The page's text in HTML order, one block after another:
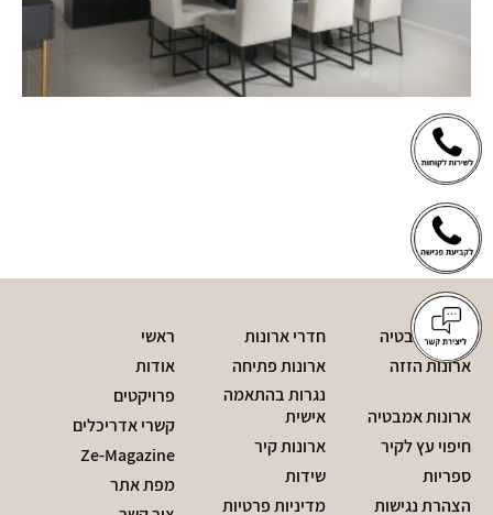
חדרי אמבטיה
חדרי ארונות
ארונות הזזה
ארונות פתיחה
ארונות אמבטיה
נגרות בהתאמה
אישית
חיפוי עץ לקיר
ארונות קיר
ספריות
שידות
הצהרת נגישות
מדיניות פרטיות
ראשי
אודות
פרויקטים
קשרי אדריכלים
Ze-Magazine
מפת אתר